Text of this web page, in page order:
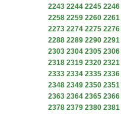
2243 2244 2245 2246
2258 2259 2260 2261
2273 2274 2275 2276
2288 2289 2290 2291
2303 2304 2305 2306
2318 2319 2320 2321
2333 2334 2335 2336
2348 2349 2350 2351
2363 2364 2365 2366
2378 2379 2380 2381